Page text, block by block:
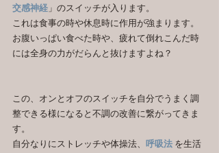
交感神経」のスイッチが入ります。
これは食事の時や休息時に作用が強まります。
お腹いっぱい食べた時や、疲れて倒れこんだ時
には全身の力がだらんと抜けますよね？
この、オンとオフのスイッチを自分でうまく調
整できる様になると不調の改善に繋がってきま
す。
自分なりにストレッチや体操法、 呼吸法 を生活